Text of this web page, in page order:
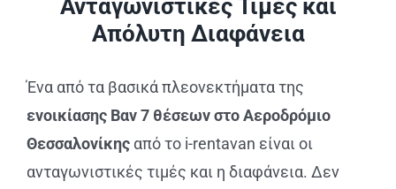
Ανταγωνιστικές Τιμές και
Απόλυτη Διαφάνεια
Ένα από τα βασικά πλεονεκτήματα της
ενοικίασης Βαν 7 θέσεων στο Αεροδρόμιο
Θεσσαλονίκηςαπό το i-rentavan είναι οι
ανταγωνιστικές τιμές και η διαφάνεια. Δεν